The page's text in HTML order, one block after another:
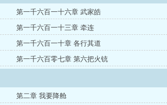
第一千六百一十六章 武家皓
第一千六百一十三章 牵连
第一千六百一十章 各行其道
第一千六百零七章 第六把火铳
第二章 我要降舱